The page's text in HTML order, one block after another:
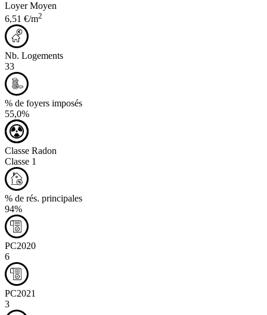
Loyer Moyen
6,51 €/m2
Nb. Logements
33
% de foyers imposés
55,0%
Classe Radon
Classe 1
% de rés. principales
94%
PC2020
6
PC2021
3